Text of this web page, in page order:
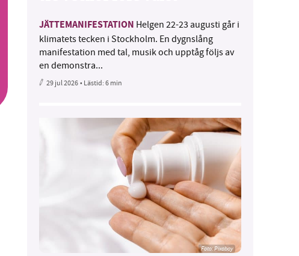
JÄTTEMANIFESTATION Helgen 22-23 augusti går i
klimatets tecken i Stockholm. En dygnslång
manifestation med tal, musik och upptåg följs av
en demonstra...
29 jul 2026• Lästid:6 min
Foto:Pixabay